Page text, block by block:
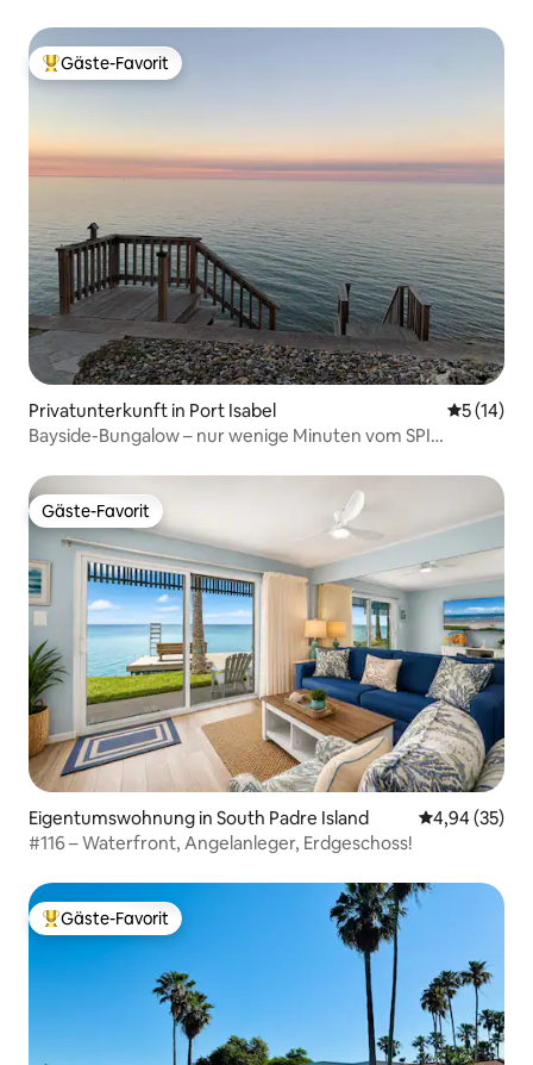
Beliebter Gäste-Favorit.
Gäste-Favorit
Privatunterkunft in Port Isabel
5 (14)
Bayside-Bungalow – nur wenige Minuten vom SPI
Gäste-Favorit
Gäste-Favorit
Eigentumswohnung in South Padre Island
4,94 (35)
#116 – Waterfront, Angelanleger, Erdgeschoss!
Beliebter Gäste-Favorit.
Gäste-Favorit